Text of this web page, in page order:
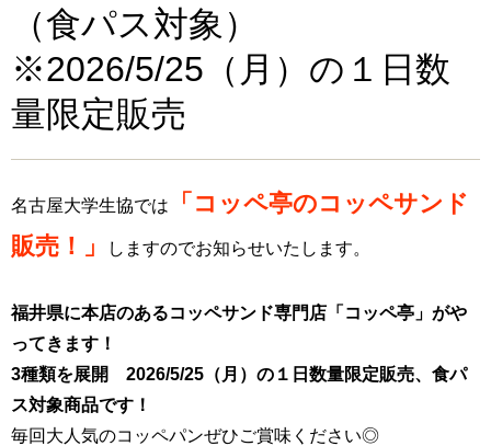
（食パス対象）
※2026/5/25（月）の１日数
量限定販売
名古屋大学生協では
「コッペ亭のコッペサンド
販売！」
しますのでお知らせいたします。
福井県に本店のあるコッペサンド専門店「コッペ亭」がや
ってきます！
3種類を展開 2026/5/25（月）の１日数量限定販売、食パ
ス対象商品です！
毎回大人気のコッペパンぜひご賞味ください◎